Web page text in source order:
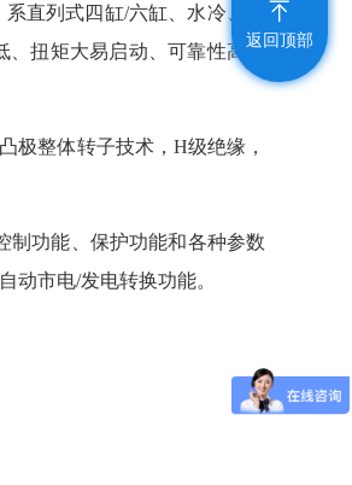
直列式四缸/六缸、水冷、四
、扭矩大易启动、可靠性高、
极整体转子技术，H级绝缘，
制功能、保护功能和各种参数
动市电/发电转换功能。
返回顶部